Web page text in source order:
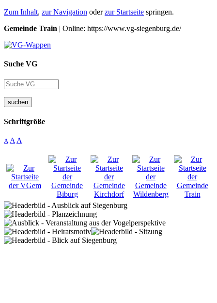
Zum Inhalt, zur Navigation oderzur Startseite springen.
Gemeinde Train | Online: https://www.vg-siegenburg.de/
Suche VG
suchen
Schriftgröße
A A A